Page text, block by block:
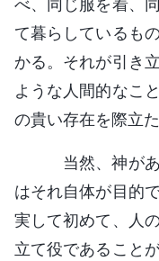
て暮らしているも
かる。それが引き
ような人間的なこ
の貴い存在を際立
当然、神が
はそれ自体が目的
実して初めて、人
立て役であること